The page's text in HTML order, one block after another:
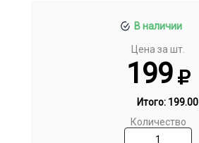
В наличии
Цена за шт.
199
Итого: 199.00
Количество